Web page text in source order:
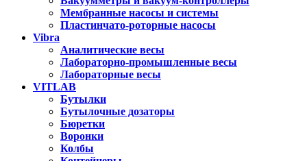
Мембранные насосы и системы
Пластинчато-роторные насосы
Vibra
Аналитические весы
Лабораторно-промышленные весы
Лабораторные весы
VITLAB
Бутылки
Бутылочные дозаторы
Бюретки
Воронки
Колбы